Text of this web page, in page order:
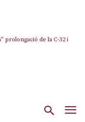
prolongació de la C-32 i
i la cultura en un emotiu